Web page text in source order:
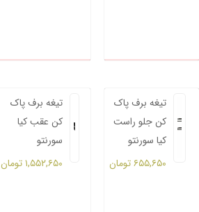
تیغه برف پاک
کن جلو راست
کیا سورنتو
۶۵۵,۶۵۰تومان
تیغه برف پاک
کن عقب کیا
سورنتو
۱,۵۵۲,۶۵۰تومان